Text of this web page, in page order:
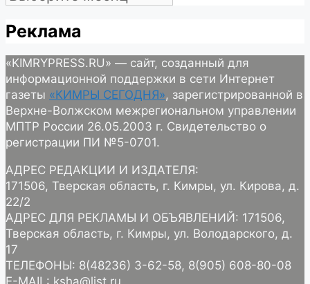
Реклама
«KIMRYPRESS.RU» — сайт, созданный для
информационной поддержки в сети Интернет
газеты «КИМРЫ СЕГОДНЯ», зарегистрированной в
Верхне-Волжском межрегиональном управлении
МПТР России 26.05.2003 г. Свидетельство о
регистрации ПИ №5-0701.
АДРЕС РЕДАКЦИИ И ИЗДАТЕЛЯ:
171506, Тверская область, г. Кимры, ул. Кирова, д.
22/2
АДРЕС ДЛЯ РЕКЛАМЫ И ОБЪЯВЛЕНИЙ: 171506,
Тверская область, г. Кимры, ул. Володарского, д.
17
ТЕЛЕФОНЫ: 8(48236) 3-62-58, 8(905) 608-80-08